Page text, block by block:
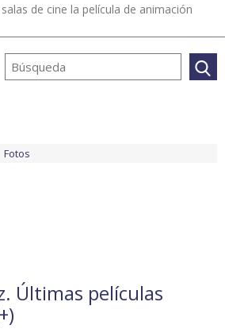
de cine la película de animación
Fotos
Últimas películas
+)